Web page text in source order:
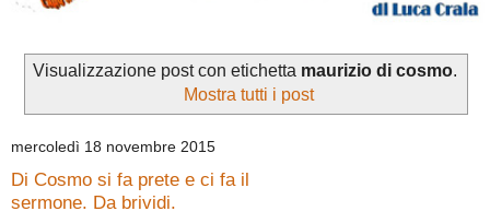
Visualizzazione post con etichetta maurizio di cosmo.
Mostra tutti i post
mercoledì 18 novembre 2015
Di Cosmo si fa prete e ci fa il
sermone. Da brividi.